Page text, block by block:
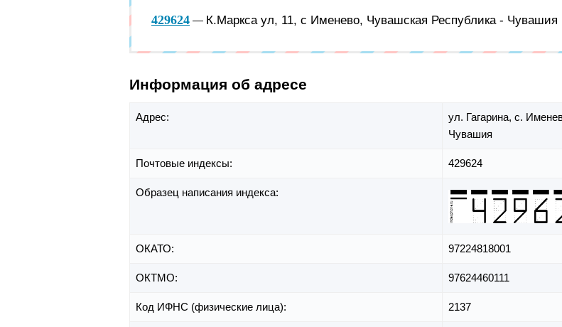
429624 — К.Маркса ул, 11, с Именево, Чувашская Республика - Чувашия
Информация об адресе
Адрес: ул. Гагарина, с.
Чувашия
Почтовые индексы: 429624
Образец написания индекса:
ОКАТО: 97224818001
ОКТМО: 97624460111
Код ИФНС (физические лица): 2137